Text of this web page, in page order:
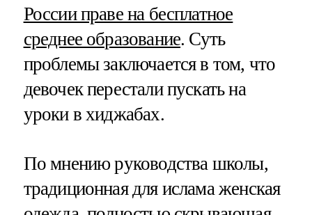
России праве на бесплатное
среднее образование. Суть
проблемы заключается в том, что
девочек перестали пускать на
уроки в хиджабах.
По мнению руководства школы,
традиционная для ислама женская